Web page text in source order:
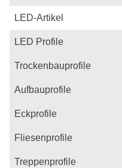
LED-Artikel
LED Profile
Trockenbauprofile
Aufbauprofile
Eckprofile
Fliesenprofile
Treppenprofile